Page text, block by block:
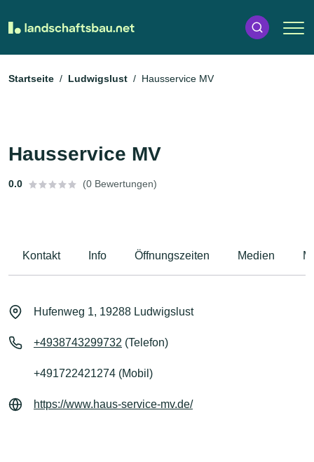
Startseite Ludwigslust Hausservice MV
Hausservice MV
0.0 (0 Bewertungen)
Kontakt Info Öffnungszeiten Medien
Hufenweg 1, 19288 Ludwigslust
+4938743299732 (Telefon)
+491722421274 (Mobil)
https://www.haus-service-mv.de/